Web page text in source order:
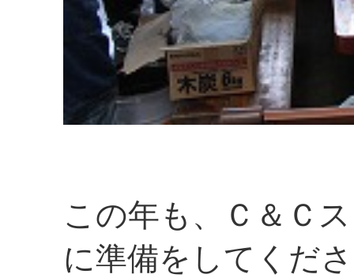
この年も、Ｃ＆Ｃ
に準備をしてくだ